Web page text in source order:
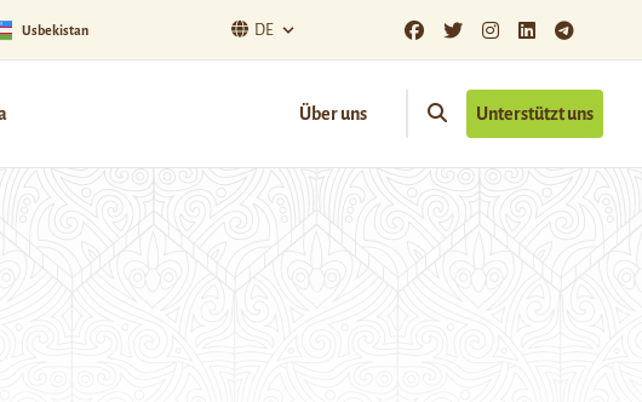
Usbekistan DE
Über uns Unterstützt uns